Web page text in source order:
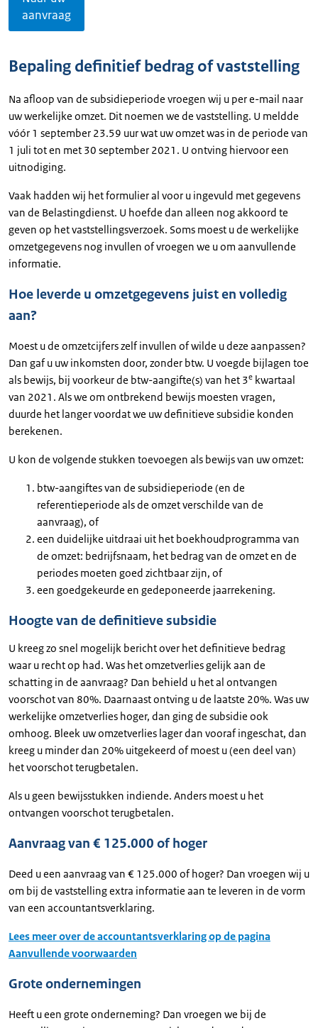
aanvraag
Bepaling definitief bedrag of vaststelling
Na afloop van de subsidieperiode vroegen wij u per e-mail naar
uw werkelijke omzet. Dit noemen we de vaststelling. U meldde
vóór 1 september 23.59 uur wat uw omzet was in de periode van
1 juli tot en met 30 september 2021. U ontving hiervoor een
uitnodiging.
Vaak hadden wij het formulier al voor u ingevuld met gegevens
van de Belastingdienst. U hoefde dan alleen nog akkoord te
geven op het vaststellingsverzoek. Soms moest u de werkelijke
omzetgegevens nog invullen of vroegen we u om aanvullende
informatie.
Hoe leverde u omzetgegevens juist en volledig
aan?
Moest u de omzetcijfers zelf invullen of wilde u deze aanpassen?
Dan gaf u uw inkomsten door, zonder btw. U voegde bijlagen toe
als bewijs, bij voorkeur de btw-aangifte(s) van het 3e kwartaal
van 2021. Als we om ontbrekend bewijs moesten vragen,
duurde het langer voordat we uw definitieve subsidie konden
berekenen.
U kon de volgende stukken toevoegen als bewijs van uw omzet:
btw-aangiftes van de subsidieperiode (en de
referentieperiode als de omzet verschilde van de
aanvraag), of
een duidelijke uitdraai uit het boekhoudprogramma van
de omzet: bedrijfsnaam, het bedrag van de omzet en de
periodes moeten goed zichtbaar zijn, of
een goedgekeurde en gedeponeerde jaarrekening.
Hoogte van de definitieve subsidie
U kreeg zo snel mogelijk bericht over het definitieve bedrag
waar u recht op had. Was het omzetverlies gelijk aan de
schatting in de aanvraag? Dan behield u het al ontvangen
voorschot van 80%. Daarnaast ontving u de laatste 20%. Was uw
werkelijke omzetverlies hoger, dan ging de subsidie ook
omhoog. Bleek uw omzetverlies lager dan vooraf ingeschat, dan
kreeg u minder dan 20% uitgekeerd of moest u (een deel van)
het voorschot terugbetalen.
Als u geen bewijsstukken indiende. Anders moest u het
ontvangen voorschot terugbetalen.
Aanvraag van € 125.000 of hoger
Deed u een aanvraag van € 125.000 of hoger? Dan vroegen wij u
om bij de vaststelling extra informatie aan te leveren in de vorm
van een accountantsverklaring.
Lees meer over de accountantsverklaring op de pagina
Aanvullende voorwaarden
Grote ondernemingen
Heeft u een grote onderneming? Dan vroegen we bij de